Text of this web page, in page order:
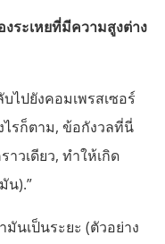
งระเหยที่มีความสูงต่าง
ไปยังคอมเพรสเซอร์
รก็ตาม, ข้อกังวลที่นี่
วเดียว, ทำให้เกิด
น).”
นเป็นระยะ (ตัวอย่าง